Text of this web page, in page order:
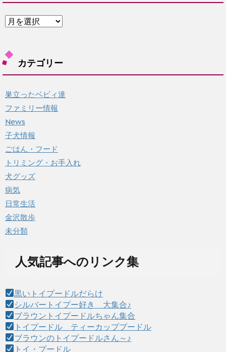
ア
ー
イ
ブ
カテゴリー
巣立ったベビィ達
ファミリー情報
News
子犬情報
ごはん・フード
トリミング・お手入れ
犬グッズ
病気
日常生活
金沢散歩
未分類
人気記事へのリンク集
黒いトイプードルだらけ
シルバートイプー好き 大集合♪
ブラウントイプードルちゃん集合
トイプードル ティーカッププードル
ブラウンのトイプードルさん～♪
トイ・プードル